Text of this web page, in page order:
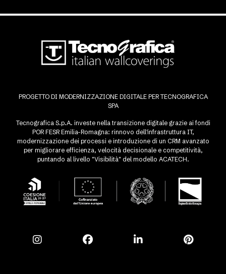
PROGETTO DI MODERNIZZAZIONE DIGITALE PER TECNOGRAFICA
SPA
Tecnografica S.p.A. investe nella transizione digitale grazie ai fondi
POR FESR Emilia-Romagna: rinnovo dell'infrastruttura IT,
modernizzazione dei processi e introduzione di un CRM avanzato
per migliorare efficienza, velocità decisionale e competitività,
puntando al livello "Visibilità" del modello ACATECH.